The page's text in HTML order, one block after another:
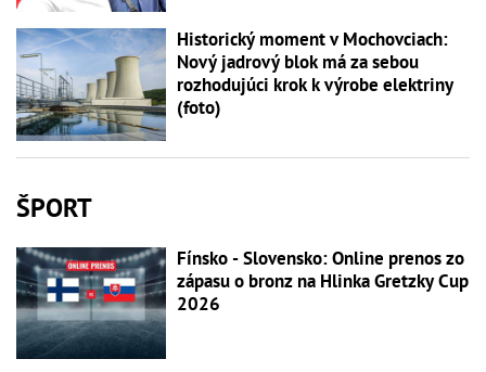
Historický moment v Mochovciach:
Nový jadrový blok má za sebou
rozhodujúci krok k výrobe elektriny
(foto)
ŠPORT
Fínsko - Slovensko: Online prenos zo
zápasu o bronz na Hlinka Gretzky Cup
2026